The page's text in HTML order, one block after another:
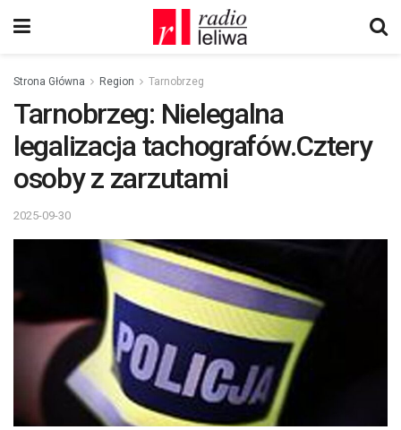
Strona Główna Region Tarnobrzeg
Tarnobrzeg: Nielegalna
legalizacja tachografów.Cztery
osoby z zarzutami
2025-09-30